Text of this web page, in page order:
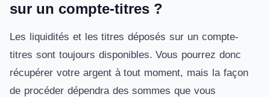
sur un compte-titres ?
Les liquidités et les titres déposés sur un compte-
titres sont toujours disponibles. Vous pourrez donc
récupérer votre argent à tout moment, mais la façon
de procéder dépendra des sommes que vous